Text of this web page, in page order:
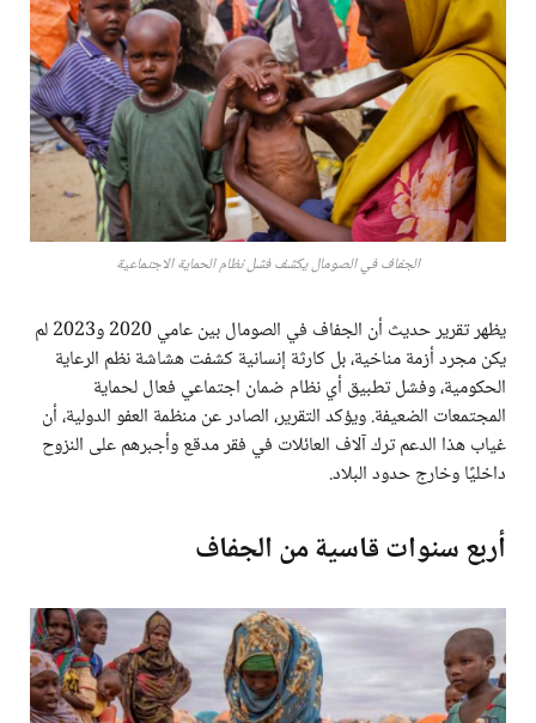
الجفاف في الصومال يكشف فشل نظام الحماية الاجتماعية
يظهر تقرير حديث أن الجفاف في الصومال بين عامي 2020 و2023 لم
يكن مجرد أزمة مناخية، بل كارثة إنسانية كشفت هشاشة نظم الرعاية
الحكومية، وفشل تطبيق أي نظام ضمان اجتماعي فعال لحماية
المجتمعات الضعيفة. ويؤكد التقرير، الصادر عن منظمة العفو الدولية، أن
غياب هذا الدعم ترك آلاف العائلات في فقر مدقع وأجبرهم على النزوح
داخليًا وخارج حدود البلاد.
أربع سنوات قاسية من الجفاف